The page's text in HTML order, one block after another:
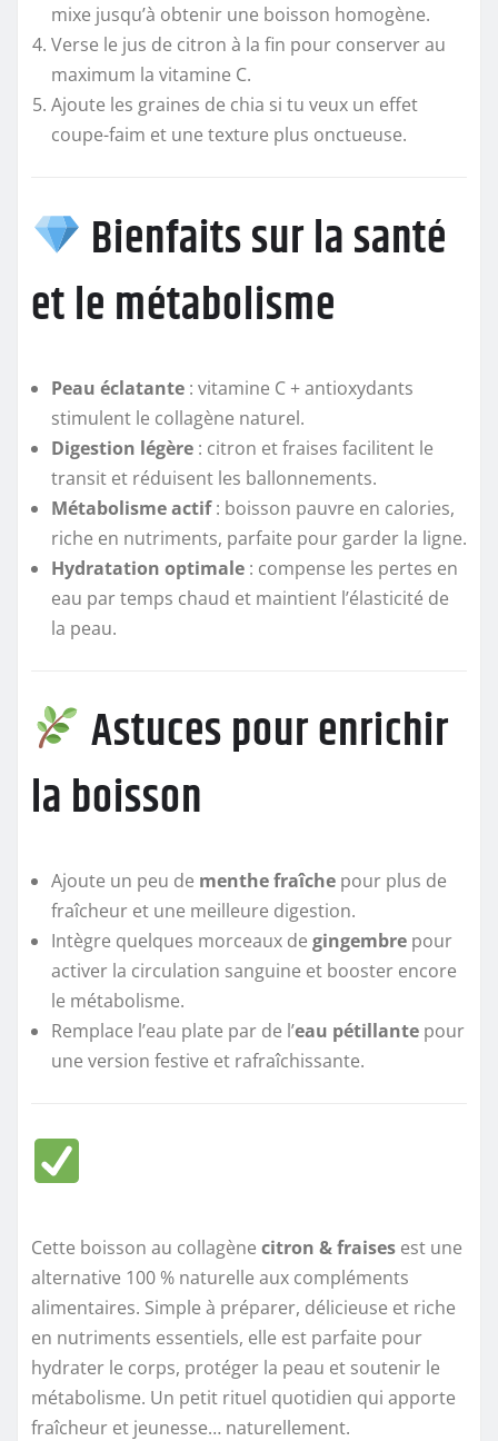
mixe jusqu’à obtenir une boisson homogène.
Verse le jus de citron à la fin pour conserver au
maximum la vitamine C.
Ajoute les graines de chia si tu veux un effet
coupe-faim et une texture plus onctueuse.
Bienfaits sur la santé
et le métabolisme
Peau éclatante : vitamine C + antioxydants
stimulent le collagène naturel.
Digestion légère : citron et fraises facilitent le
transit et réduisent les ballonnements.
Métabolisme actif: boisson pauvre en calories,
riche en nutriments, parfaite pour garder la ligne.
Hydratation optimale : compense les pertes en
eau par temps chaud et maintient l’élasticité de
la peau.
Astuces pour enrichir
la boisson
Ajoute un peu de menthe fraîche pour plus de
fraîcheur et une meilleure digestion.
Intègre quelques morceaux de gingembre pour
activer la circulation sanguine et booster encore
le métabolisme.
Remplace l’eau plate par de l’eau pétillante pour
une version festive et rafraîchissante.
Cette boisson au collagène citron & fraises est une
alternative 100 % naturelle aux compléments
alimentaires. Simple à préparer, délicieuse et riche
en nutriments essentiels, elle est parfaite pour
hydrater le corps, protéger la peau et soutenir le
métabolisme. Un petit rituel quotidien qui apporte
fraîcheur et jeunesse… naturellement.